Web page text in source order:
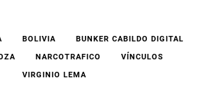
BOLIVIA
BUNKER CABILDO DIGITAL
NARCOTRAFICO
VÍNCULOS
VIRGINIO LEMA